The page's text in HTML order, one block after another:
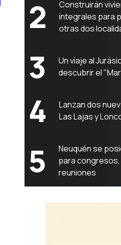
2
Construirán
integrales para
otras dos
3
Un viaje al
descubrir el
4
Lanzan dos
Las Lajas y
5
Neuquén se
para
reuniones